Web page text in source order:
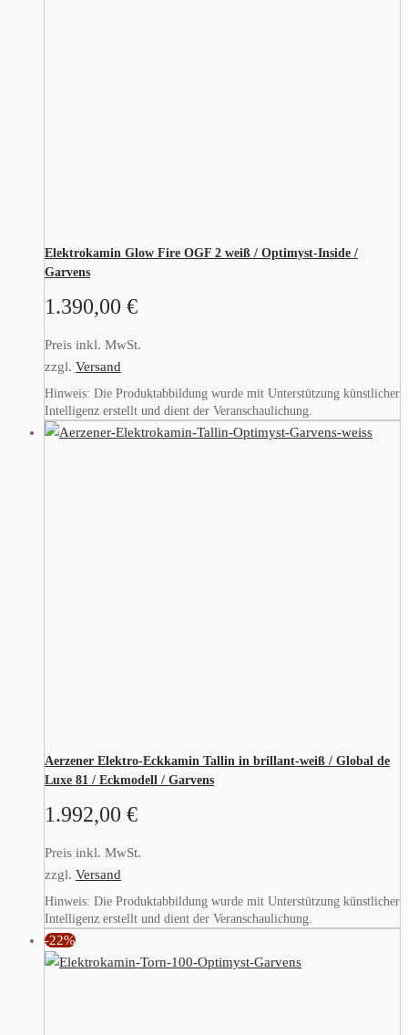
Elektrokamin Glow Fire OGF 2 weiß / Optimyst-Inside /
Garvens
1.390,00 €
Preis inkl. MwSt.
zzgl. Versand
Hinweis: Die Produktabbildung wurde mit Unterstützung künstlicher
Intelligenz erstellt und dient der Veranschaulichung.
Aerzener Elektro-Eckkamin Tallin in brillant-weiß / Global de
Luxe 81 / Eckmodell / Garvens
1.992,00 €
Preis inkl. MwSt.
zzgl. Versand
Hinweis: Die Produktabbildung wurde mit Unterstützung künstlicher
Intelligenz erstellt und dient der Veranschaulichung.
-22%